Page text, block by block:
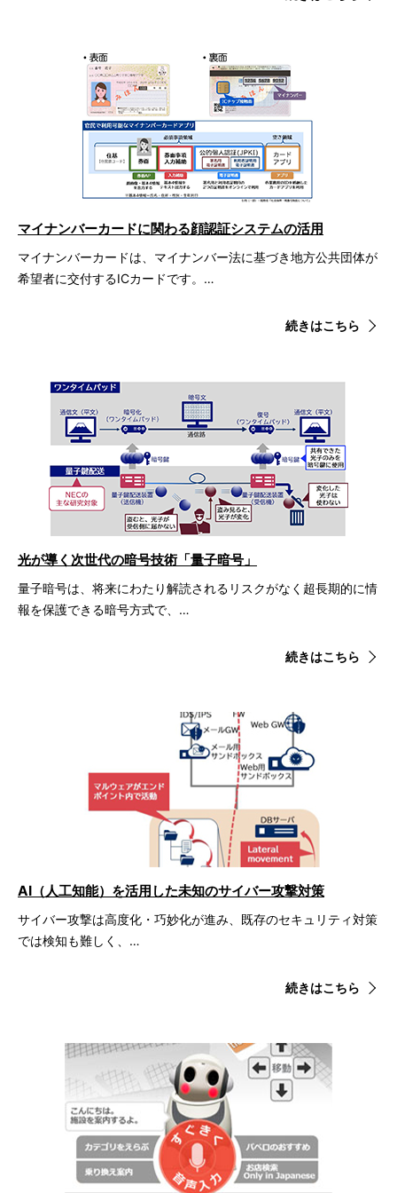
マイナンバーカードは、マイナンバー法に基づき地方公共団体が
希望者に交付するICカードです。…
続きはこちら
マイナンバーカードに関わる顔認証システムの活用
量子暗号は、将来にわたり解読されるリスクがなく超長期的に情
報を保護できる暗号方式で、…
続きはこちら
光が導く次世代の暗号技術「量子暗号」
サイバー攻撃は高度化・巧妙化が進み、既存のセキュリティ対策
では検知も難しく、…
続きはこちら
AI（人工知能）を活用した未知のサイバー攻撃対策